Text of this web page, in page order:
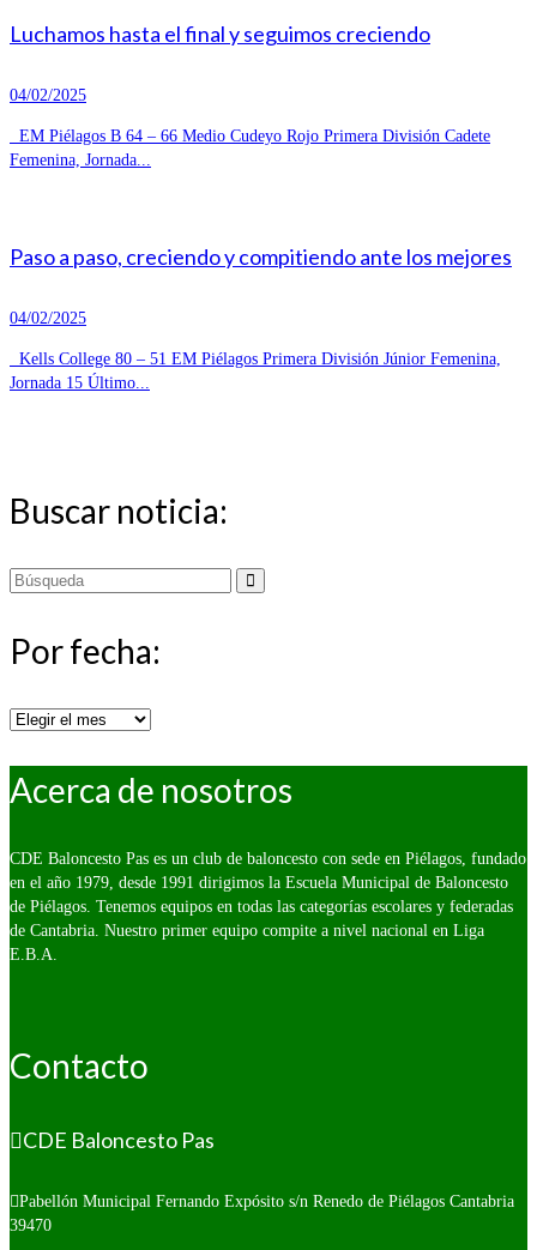
Luchamos hasta el final y seguimos creciendo
04/02/2025
EM Piélagos B 64 – 66 Medio Cudeyo Rojo Primera División Cadete
Femenina, Jornada...
Paso a paso, creciendo y compitiendo ante los mejores
04/02/2025
Kells College 80 – 51 EM Piélagos Primera División Júnior Femenina,
Jornada 15 Último...
Buscar noticia:
Buscar
Por fecha:
Por
Acerca de nosotros
CDE Baloncesto Pas es un club de baloncesto con sede en Piélagos, fundado
en el año 1979, desde 1991 dirigimos la Escuela Municipal de Baloncesto
de Piélagos. Tenemos equipos en todas las categorías escolares y federadas
de Cantabria. Nuestro primer equipo compite a nivel nacional en Liga
E.B.A.
Contacto
CDE Baloncesto Pas
Pabellón Municipal Fernando Expósito s/n Renedo de Piélagos Cantabria
39470